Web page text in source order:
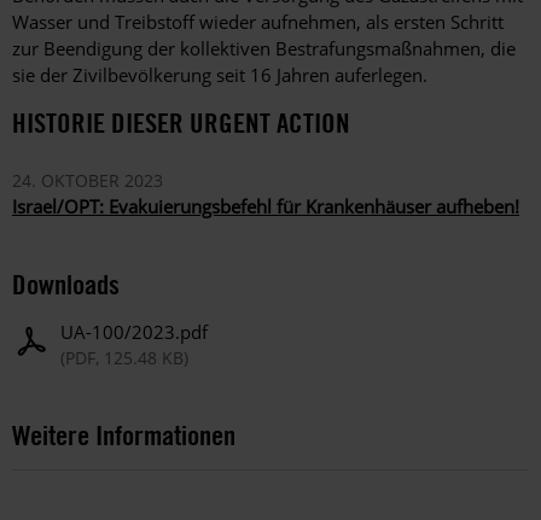
Wasser und Treibstoff wieder aufnehmen, als ersten Schritt
zur Beendigung der kollektiven Bestrafungsmaßnahmen, die
sie der Zivilbevölkerung seit 16 Jahren auferlegen.
HISTORIE DIESER URGENT ACTION
24. OKTOBER 2023
Israel/OPT: Evakuierungsbefehl für Krankenhäuser aufheben!
Downloads
UA-100/2023.pdf
(PDF, 125.48 KB)
Weitere Informationen